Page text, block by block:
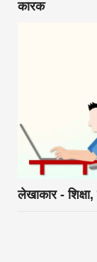
कारक
लेखाकार -